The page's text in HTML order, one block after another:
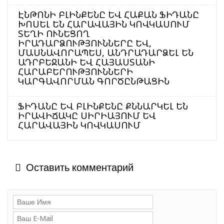
ԷՆԹՈՆԻ ԲԼԻՆՔԵՆԸ ԵՎ ՀԱՔԱՆ ՖԻԴԱՆԸ
ԽՈՍԵԼ ԵՆ ՀԱՐԱՎԱՅԻՆ ԿՈՎԿԱՍՈՒՄ
ՏԵՂԻ ՈՒՆԵՑՈՂ
ԻՐԱԴԱՐՁՈՒԹՅՈՒՆՆԵՐԸ ԵՎ,
ՄԱՍՆԱՎՈՐԱՊԵՍ, ԱՆԴՐԱԴԱՐՁԵԼ ԵՆ
ԱԴՐԲԵՋԱՆԻ ԵՎ ՀԱՅԱՍՏԱՆԻ
ՀԱՐԱԲԵՐՈՒԹՅՈՒՆՆԵՐԻ
ԿԱՐԳԱՎՈՐՄԱՆ ԳՈՐԾԸՆԹԱՑԻՆ
ՖԻԴԱՆԸ ԵՎ ԲԼԻՆՔԵՆԸ ՔՆՆԱՐԿԵԼ ԵՆ
ԻՐԱՎԻՃԱԿԸ ՍԻՐԻԱՅՈՒՄ ԵՎ
ՀԱՐԱՎԱՅԻՆ ԿՈՎԿԱՍՈՒՄ
Оставить комментарий